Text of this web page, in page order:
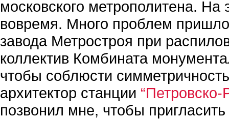
московского метрополитена. На
вовремя. Много проблем
завода Метростроя при
коллектив Комбината
чтобы соблюсти
архитектор станции “Петровско-
позвонил мне, чтобы